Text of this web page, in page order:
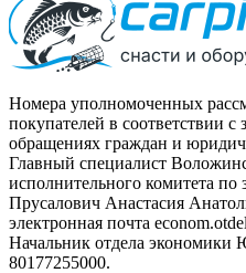
Номера уполномоченных
покупателей в соответствии с
обращениях граждан и
Главный специалист
исполнительного комитета по
Прусалович Анастасия
электронная почта
Начальник отдела экономики
80177255000.